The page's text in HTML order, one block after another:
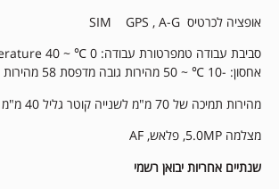
אופציה לכרטיס SIM GPS , A-G
אחסון: -10 ℃ ~ 50 מהירות גובה מדפסת 58 מהירות הדפסה תרמית>
מהירות תמיכה של 70 מ"מ לשנייה קוטר גליל 40 מ"מ
מצלמה 5.0MP, פלאש, AF
שנתיים אחריות יבואן רשמי